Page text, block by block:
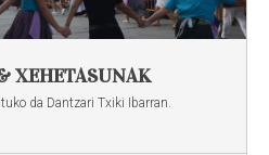
XEHETASUNAK
da Dantzari Txiki Ibarran.